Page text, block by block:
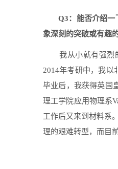
Q3：能否介绍
象深刻的突破或有趣
我从小就有强烈
2014年考研中，我以
毕业后，我获得英国
理工学院应用物理系
工作后又来到材料系
理的艰难转型，而目